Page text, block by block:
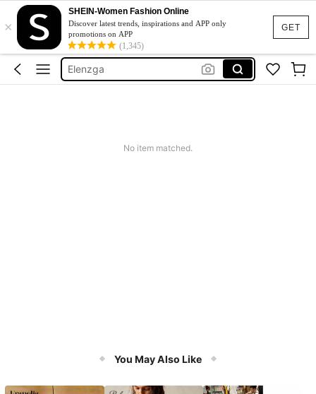
GET
×
SHEIN-Women Fashion Online
Discover latest trends, inspirations and APP only
promotions on APP
(1,345)
เดรสขาว
เสื้ออชายหาดผู้หญิง
Elenzga
No item matched.
You May Also Like